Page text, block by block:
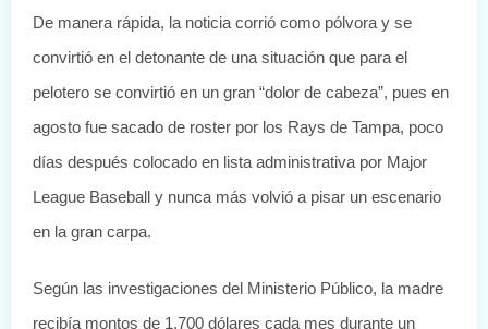
De manera rápida, la noticia corrió como pólvora y se
convirtió en el detonante de una situación que para el
pelotero se convirtió en un gran “dolor de cabeza”, pues en
agosto fue sacado de roster por los Rays de Tampa, poco
días después colocado en lista administrativa por Major
League Baseball y nunca más volvió a pisar un escenario
en la gran carpa.
Según las investigaciones del Ministerio Público, la madre
recibía montos de 1,700 dólares cada mes durante un